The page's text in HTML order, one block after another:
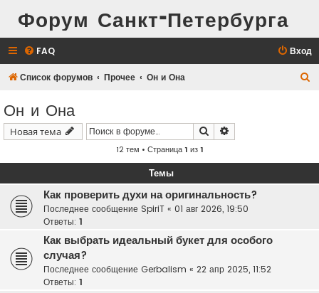
Форум Санкт-Петербурга
FAQ Вход
Список форумов Прочее Он и Она
Он и Она
Новая тема Поиск
12 тем • Страница1 из1
Темы
Как проверить духи на оригинальность?
Последнее сообщение SpiriT « 01 авг 2026, 19:50
Ответы: 1
Как выбрать идеальный букет для особого
случая?
Последнее сообщение Gerbalism « 22 апр 2025, 11:52
Ответы: 1